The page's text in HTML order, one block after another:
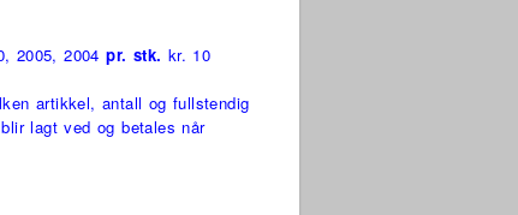
2005, 2004pr. stk. kr. 10
artikkel, antall og fullstendig
lagt ved og betales når